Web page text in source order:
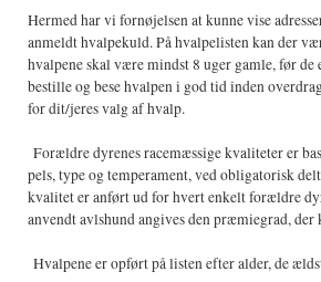
Hermed har vi fornøjelsen at kunne vise
anmeldt hvalpekuld. På hvalpelisten kan der
hvalpene skal være mindst 8 uger gamle, før
bestille og bese hvalpen i god tid inden
for dit/jeres valg af hvalp.
Forældre dyrenes racemæssige kvaliteter er
pels, type og temperament, ved obligatorisk
kvalitet er anført ud for hvert enkelt forældre
anvendt avlshund angives den præmiegrad,
Hvalpene er opført på listen efter alder, de